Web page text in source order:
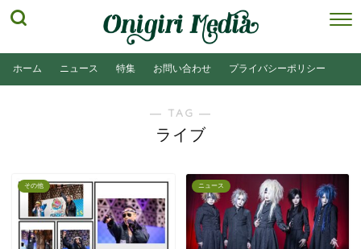
ホーム ニュース 特集 お問い合わせ プライバシーポリシー
― TAG ―
ライブ
その他 ニュース